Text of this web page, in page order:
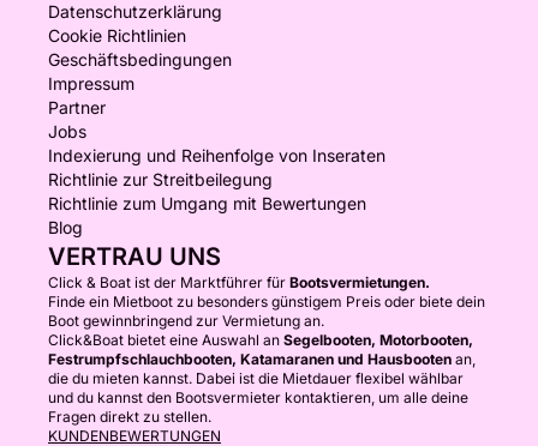
Datenschutzerklärung
Cookie Richtlinien
Geschäftsbedingungen
Impressum
Partner
Jobs
Indexierung und Reihenfolge von Inseraten
Richtlinie zur Streitbeilegung
Richtlinie zum Umgang mit Bewertungen
Blog
VERTRAU UNS
Click & Boat ist der Marktführer für Bootsvermietungen.
Finde ein Mietboot zu besonders günstigem Preis oder biete dein
Boot gewinnbringend zur Vermietung an.
Click&Boat bietet eine Auswahl an Segelbooten, Motorbooten,
Festrumpfschlauchbooten, Katamaranen und Hausbooten an,
die du mieten kannst. Dabei ist die Mietdauer flexibel wählbar
und du kannst den Bootsvermieter kontaktieren, um alle deine
Fragen direkt zu stellen.
KUNDENBEWERTUNGEN